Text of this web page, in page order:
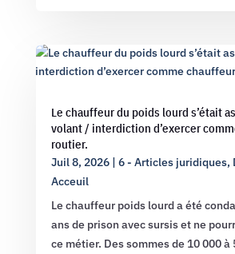
Le chauffeur du poids lourd s’était
volant / interdiction d’exercer
routier.
Juil 8, 2026| 6 - Articles juridiques,
Acceuil
Le chauffeur poids lourd a été
ans de prison avec sursis et ne
ce métier. Des sommes de 10 000 à